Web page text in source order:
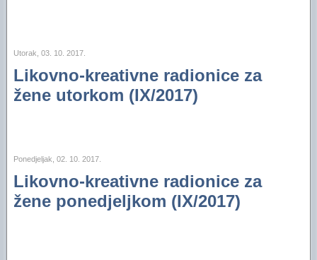
Utorak, 03. 10. 2017.
Likovno-kreativne radionice za
žene utorkom (IX/2017)
Ponedjeljak, 02. 10. 2017.
Likovno-kreativne radionice za
žene ponedjeljkom (IX/2017)